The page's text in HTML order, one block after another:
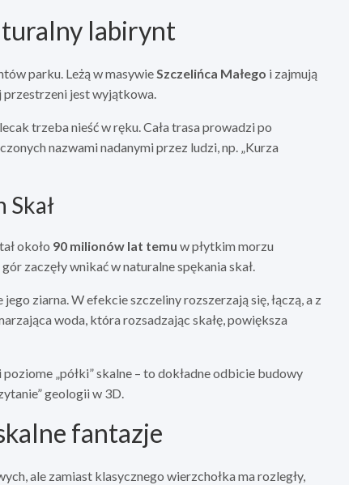
labirynt
parku. Leżą w masywieSzczelińca Małego i zajmują
przestrzeni jest wyjątkowa.
trzeba nieść w ręku. Cała trasa prowadzi po
nazwami nadanymi przez ludzi, np. „Kurza
Skał
około 90 milionów lat temu w płytkim morzu
zaczęły wnikać w naturalne spękania skał.
ziarna. W efekcie szczeliny rozszerzają się, łączą, a z
woda, która rozsadzając skałę, powiększa
„półki” skalne – to dokładne odbicie budowy
geologii w 3D.
fantazje
ale zamiast klasycznego wierzchołka ma rozległy,